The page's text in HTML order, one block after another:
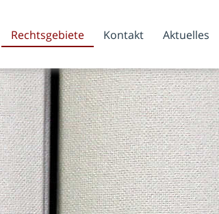
Rechtsgebiete Kontakt Aktuelles